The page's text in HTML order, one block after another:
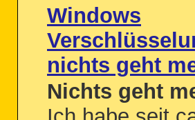
Windows
nichts geht
Nichts geht